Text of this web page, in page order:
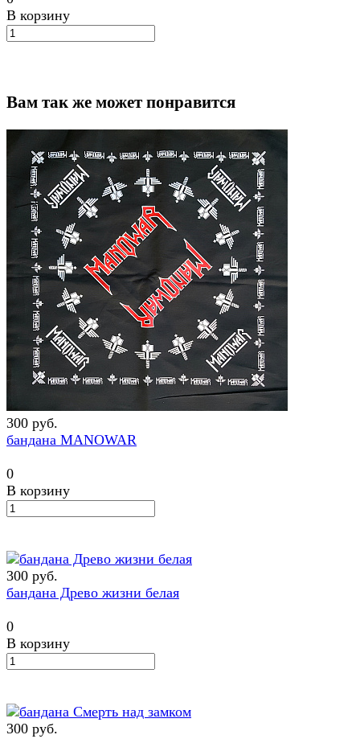
В корзину
Вам так же может понравится
300 руб.
бандана MANOWAR
0
В корзину
300 руб.
бандана Древо жизни белая
0
В корзину
300 руб.